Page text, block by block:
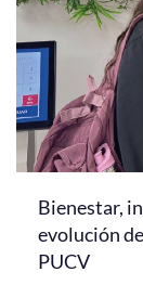
Bienestar,
evolución
PUCV